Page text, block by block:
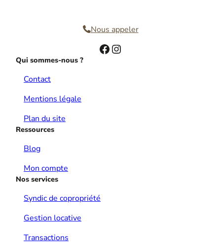
Nous appeler
Facebook Instagram
Qui sommes-nous ?
Contact
Mentions légale
Plan du site
Ressources
Blog
Mon compte
Nos services
Syndic de copropriété
Gestion locative
Transactions